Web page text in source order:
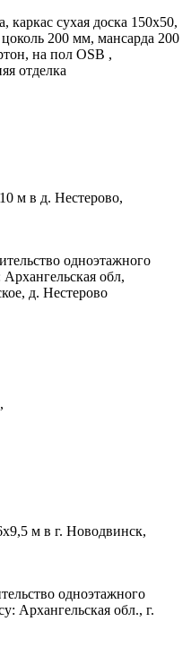
сухая доска 150х50,
200 мм, мансарда 200
на пол OSB ,
отделка
м в д. Нестерово,
одноэтажного
обл,
д. Нестерово
м в г. Новодвинск,
одноэтажного
Архангельская обл., г.